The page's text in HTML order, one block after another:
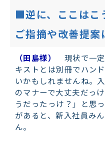
■逆に、ここはこ
ご指摘や改善提案
（田島様）
現状で一
キストとは別冊でハン
いかもしれませんね。
のマナーで大丈夫だっ
うだったっけ？」と思
があると、新入社員み
ん。